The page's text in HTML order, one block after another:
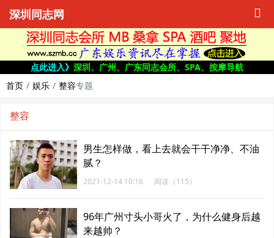
深圳同志网
点此进入》 深圳、广州、广东同志会所、SPA、按摩导航
首页
娱乐 整容专题
整容
男生怎样做，看上去就会干干净净、不油
腻？
2021-12-14 10:16 阅读（115）
96年广州寸头小哥火了，为什么健身后越
来越帅？